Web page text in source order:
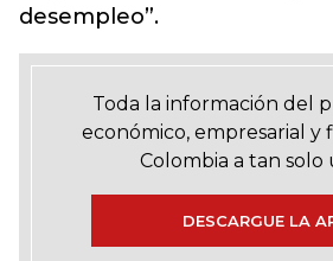
desempleo”.
Toda la información del
económico, empresarial y
Colombia a tan solo
DESCARGUE LA